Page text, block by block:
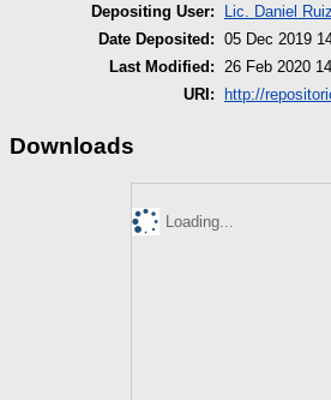
Depositing User:
Lic. Daniel
Date Deposited: 05 Dec 2019
Last Modified:
26 Feb 2020
URI:
http://
Downloads
Loading...